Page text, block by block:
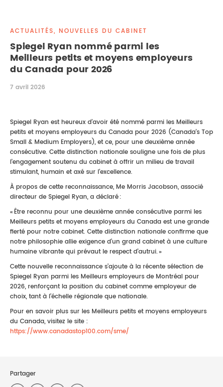
PROPRIÉTÉ INTELLECTUELLE
DROIT DE LA FAMILLE
ACTUALITÉS, NOUVELLES DU CABINET
Spiegel Ryan nommé parmi les
Meilleurs petits et moyens employeurs
du Canada pour 2026
7 avril 2026
Spiegel Ryan est heureux d’avoir été nommé parmi les Meilleurs
petits et moyens employeurs du Canada pour 2026 (Canada’s Top
Small & Medium Employers), et ce, pour une deuxième année
consécutive. Cette distinction nationale souligne une fois de plus
l’engagement soutenu du cabinet à offrir un milieu de travail
stimulant, humain et axé sur l’excellence.
À propos de cette reconnaissance, Me Morris Jacobson, associé
directeur de Spiegel Ryan, a déclaré :
« Être reconnu pour une deuxième année consécutive parmi les
Meilleurs petits et moyens employeurs du Canada est une grande
fierté pour notre cabinet. Cette distinction nationale confirme que
notre philosophie allie exigence d’un grand cabinet à une culture
humaine vibrante qui prévaut le respect d’autrui. »
Cette nouvelle reconnaissance s’ajoute à la récente sélection de
Spiegel Ryan parmi les Meilleurs employeurs de Montréal pour
2026, renforçant la position du cabinet comme employeur de
choix, tant à l’échelle régionale que nationale.
Pour en savoir plus sur les Meilleurs petits et moyens employeurs
du Canada, visitez le site :
https://www.canadastop100.com/sme/
Partager